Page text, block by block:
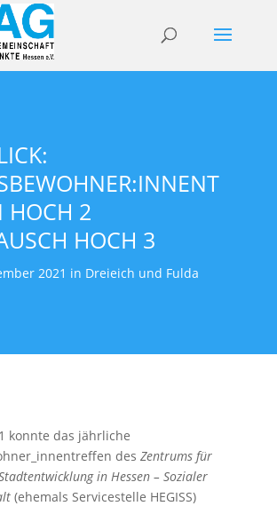
HOCH 2
HOCH 3
2021 in Dreieich und Fulda
konnte das jährliche
des Zentrums für
in Hessen – Sozialer
(ehemals Servicestelle HEGISS)